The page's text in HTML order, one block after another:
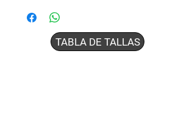
TABLA DE TALLAS